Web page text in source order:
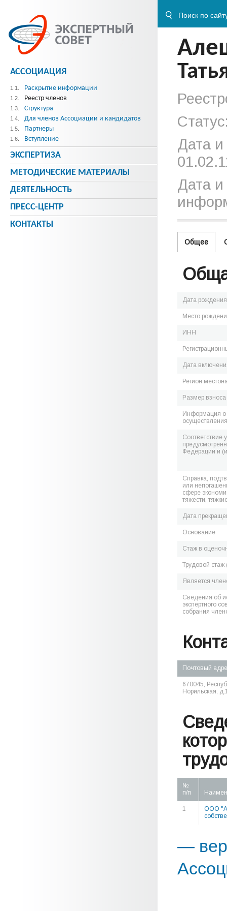
Дата
Дата и
Общее
Дата рождения
Место
ИНН
Дата
Регион
Размер
Информация о
Соответствие
Федерации и
Справка,
или
сфере
тяжести,
Дата
Основание
Стаж в
Трудовой стаж
Является
Сведения об
экспертного
собрания
Почтовый
670045,
Норильская,
№
п/п
1
ООО
—
АССОЦИАЦИЯ
1.1. Раскрытие информации
1.2. Реестр членов
1.3. Структура
1.4. Для членов Ассоциации и кандидатов
1.5. Партнеры
1.6. Вступление
ЭКСПЕРТИЗА
МЕТОДИЧЕСКИE МАТЕРИАЛЫ
ДЕЯТЕЛЬНОСТЬ
ПРЕСС-ЦЕНТР
КОНТАКТЫ